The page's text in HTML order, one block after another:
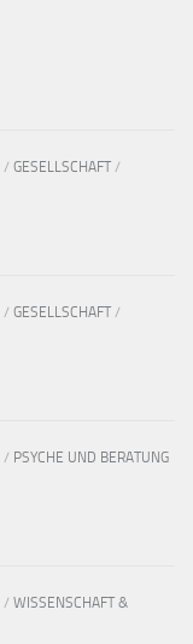
/ GESELLSCHAFT /
/ GESELLSCHAFT /
/ PSYCHE UND BERATUNG
/ WISSENSCHAFT &